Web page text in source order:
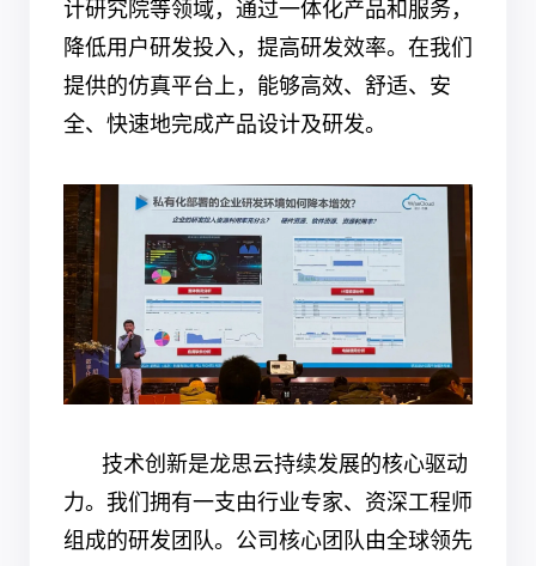
计研究院等领域，通过一体化产品和服务，
降低用户研发投入，提高研发效率。在我们
提供的仿真平台上，能够高效、舒适、安
全、快速地完成产品设计及研发。
技术创新是龙思云持续发展的核心驱动
力。我们拥有一支由行业专家、资深工程师
组成的研发团队。公司核心团队由全球领先